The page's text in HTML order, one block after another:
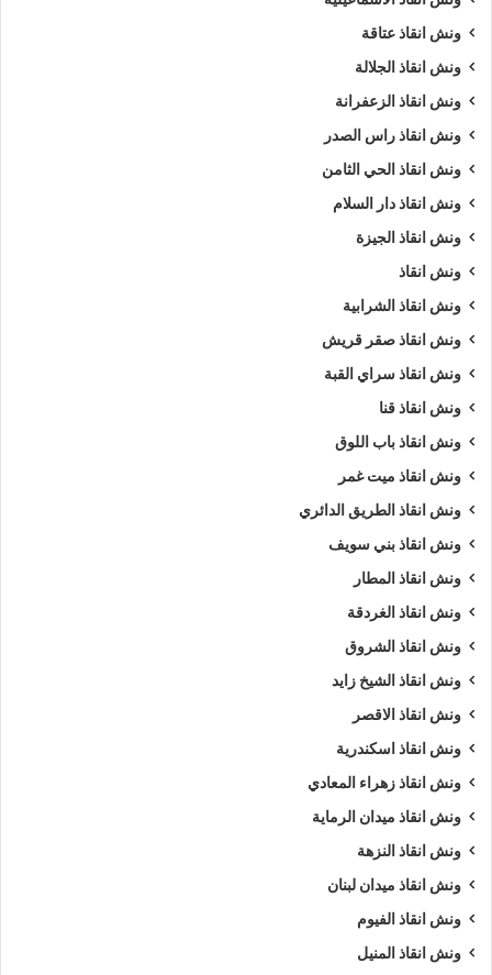
ونش انقاذ عتاقة
ونش انقاذ الجلالة
ونش انقاذ الزعفرانة
ونش انقاذ راس الصدر
ونش انقاذ الحي الثامن
ونش انقاذ دار السلام
ونش انقاذ الجيزة
ونش انقاذ
ونش انقاذ الشرابية
ونش انقاذ صقر قريش
ونش انقاذ سراي القبة
ونش انقاذ قنا
ونش انقاذ باب اللوق
ونش انقاذ ميت غمر
ونش انقاذ الطريق الدائري
ونش انقاذ بني سويف
ونش انقاذ المطار
ونش انقاذ الغردقة
ونش انقاذ الشروق
ونش انقاذ الشيخ زايد
ونش انقاذ الاقصر
ونش انقاذ اسكندرية
ونش انقاذ زهراء المعادي
ونش انقاذ ميدان الرماية
ونش انقاذ النزهة
ونش انقاذ ميدان لبنان
ونش انقاذ الفيوم
ونش انقاذ المنيل